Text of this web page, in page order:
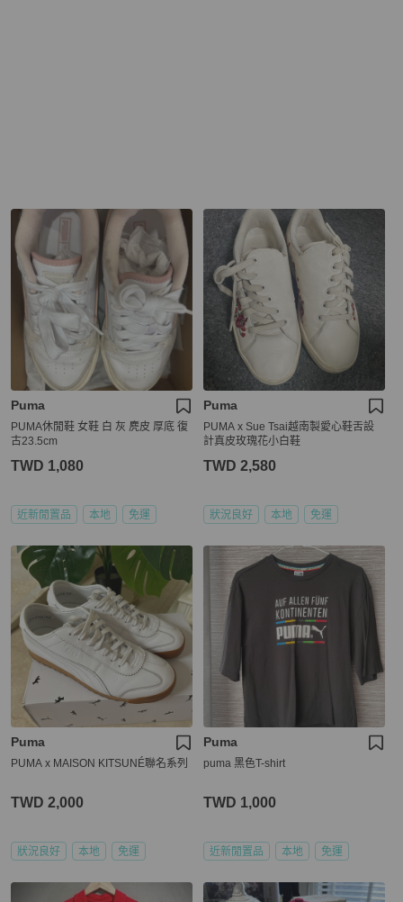
Puma
PUMA休閒鞋 女鞋 白 灰 麂皮 厚底 復
古23.5cm
TWD 1,080
近新閒置品 本地 免運
Puma
PUMA x Sue Tsai越南製愛心鞋舌設
計真皮玫瑰花小白鞋
TWD 2,580
狀況良好 本地 免運
Puma
PUMA x MAISON KITSUNÉ聯名系列
TWD 2,000
狀況良好 本地 免運
Puma
puma 黑色T-shirt
TWD 1,000
近新閒置品 本地 免運